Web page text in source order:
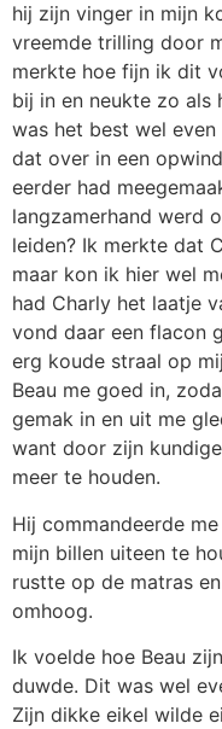
hij zijn vinger in mijn
vreemde trilling door
merkte hoe fijn ik dit
bij in en neukte zo als
was het best wel
dat over in een
eerder had
langzamerhand werd
leiden? Ik merkte dat
maar kon ik hier wel
had Charly het laatje
vond daar een flacon
erg koude straal op
Beau me goed in,
gemak in en uit me
want door zijn
meer te houden.
Hij commandeerde
mijn billen uiteen te
rustte op de matras
omhoog.
Ik voelde hoe Beau
duwde. Dit was wel
Zijn dikke eikel wilde